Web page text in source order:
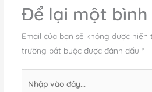
Để lại một bình
Email của bạn sẽ không được hiển
trường bắt buộc được đánh dấu *